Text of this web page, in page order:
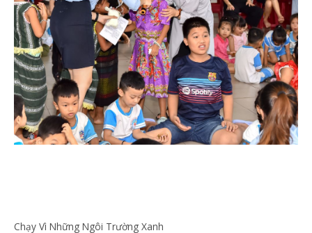
Chạy Vì Những Ngôi Trường Xanh